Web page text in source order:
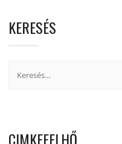
KERESÉS
CIMKEFELHŐ